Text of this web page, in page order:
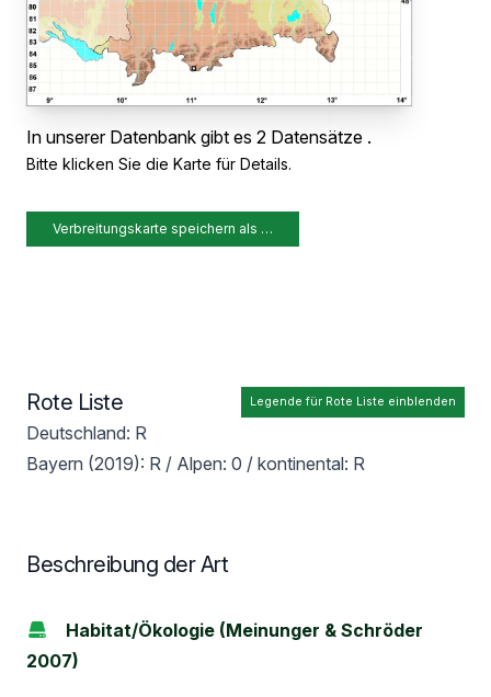
In unserer Datenbank gibt es 2 Datensätze .
Bitte klicken Sie die Karte für Details.
Verbreitungskarte speichern als …
Legende für Rote Liste einblenden
Rote Liste
Deutschland: R
Bayern (2019): R / Alpen: 0 / kontinental: R
Beschreibung der Art
Habitat/Ökologie (Meinunger & Schröder
2007)